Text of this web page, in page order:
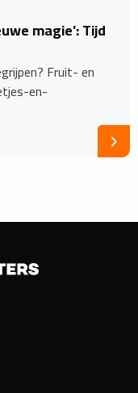
magie’: Tijd
Fruit- en
en-